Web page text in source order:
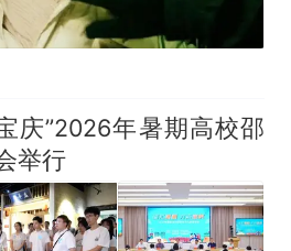
庆”2026年暑期高校邵
举行